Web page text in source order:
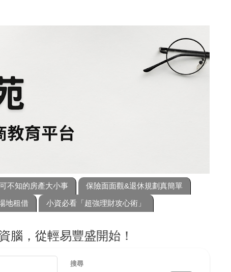
不知的房產大小事
保險面面觀&退休規劃真簡單
地租借 小資必看「超強理財攻心術」
輕易豐盛開始！
搜尋